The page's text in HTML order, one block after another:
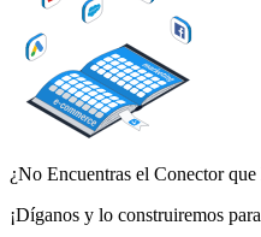
¿No Encuentras el Conector que
¡Díganos y lo construiremos